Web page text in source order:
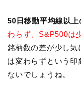
50日移動平均線以上
わらず、S&P500は
銘柄数の差が少し気
は変わらずという印
ないでしょうね。